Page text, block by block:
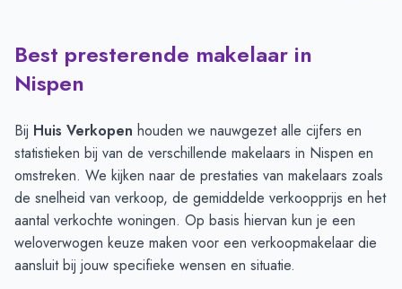
Verkoopprijzen in andere plaatsen per m2-Afgelopen 3
Plaats
Heerle
€ 4.295
Wouw
€ 4.164
Rucphen
€ 3.895
Roosendaal
€ 3.787
Moerstraten
€ 3.083
Best presterende makelaar in
Nispen
Bij Huis Verkopen houden we nauwgezet alle cijfers en
statistieken bij van de verschillende makelaars in Nispen en
omstreken. We kijken naar de prestaties van makelaars zoals
de snelheid van verkoop, de gemiddelde verkoopprijs en het
aantal verkochte woningen. Op basis hiervan kun je een
weloverwogen keuze maken voor een verkoopmakelaar die
aansluit bij jouw specifieke wensen en situatie.